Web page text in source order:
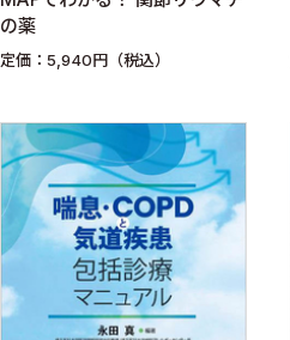
の薬
定価：5,940円（税込）